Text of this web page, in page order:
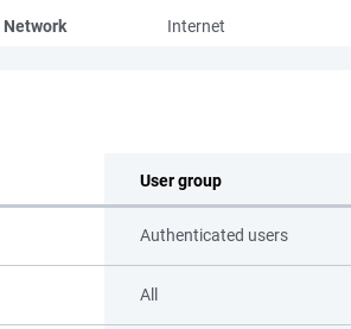
Network
Internet
User group
Authenticated users
All